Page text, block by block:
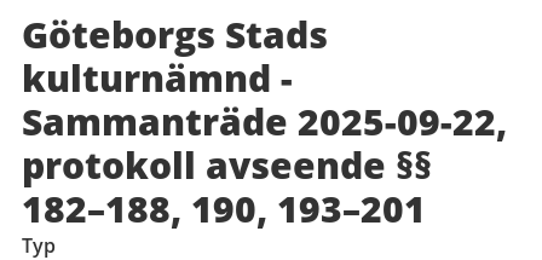
Göteborgs Stads
kulturnämnd -
Sammanträde 2025-09-22,
protokoll avseende §§
182–188, 190, 193–201
Typ